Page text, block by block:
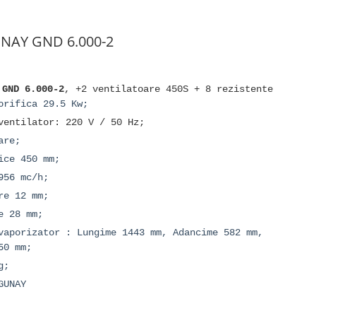
GND 6.000-2
6.000-2, +2 ventilatoare 450S + 8 rezistente
29.5 Kw;
220 V / 50 Hz;
450 mm;
mc/h;
12 mm;
28 mm;
: Lungime 1443 mm, Adancime 582 mm,
mm;